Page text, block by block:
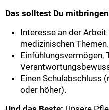
Das solltest Du
Interesse an der
medizinischen Themen.
Einfühlungsvermögen,
Einen Schulabschluss
oder höher).